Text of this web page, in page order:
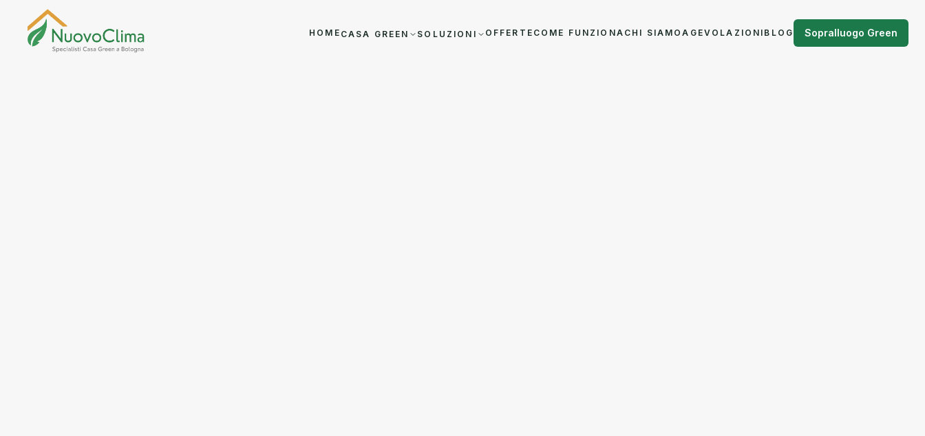
HOME CASA GREEN SOLUZIONI OFFERTE COME FUNZIONA CHI SIAMOAGEVOLAZIONI BLOG Sopralluogo Green